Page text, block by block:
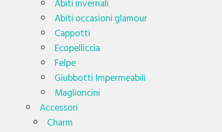
Abiti invernali
Abiti occasioni glamour
Cappotti
Ecopelliccia
Felpe
Giubbotti Impermeabili
Maglioncini
Accessori
Charm